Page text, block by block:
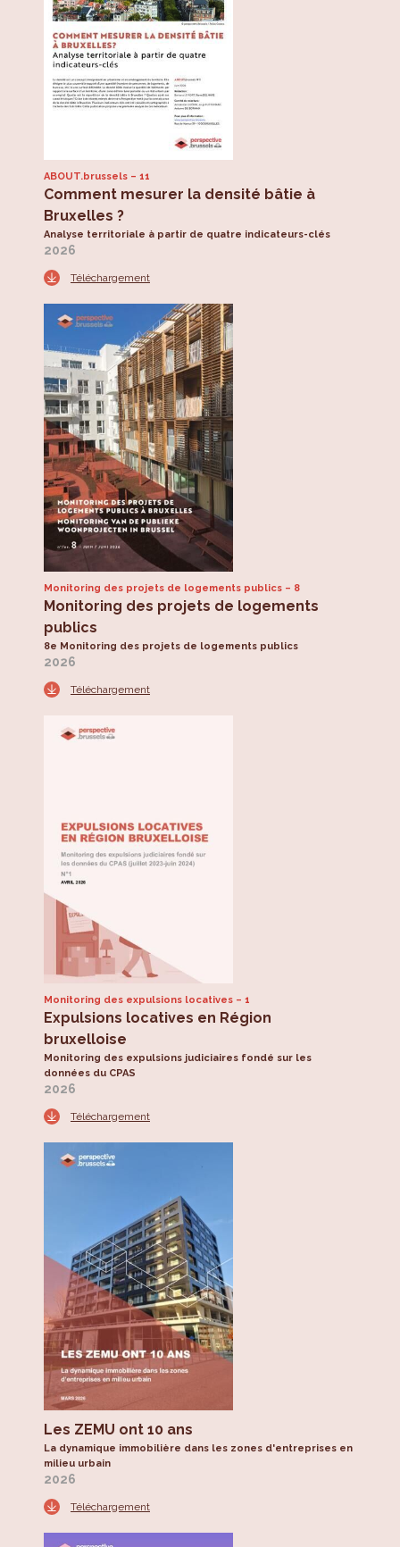
ABOUT.brussels 11
Comment mesurer la densité bâtie à
Bruxelles ?
Analyse territoriale à partir de quatre indicateurs-clés
2026
Téléchargement
Monitoring des projets de logements publics 8
Monitoring des projets de logements
publics
8e Monitoring des projets de logements publics
2026
Téléchargement
Monitoring des expulsions locatives 1
Expulsions locatives en Région
bruxelloise
Monitoring des expulsions judiciaires fondé sur les
données du CPAS
2026
Téléchargement
Les ZEMU ont 10 ans
La dynamique immobilière dans les zones d'entreprises en
milieu urbain
2026
Téléchargement